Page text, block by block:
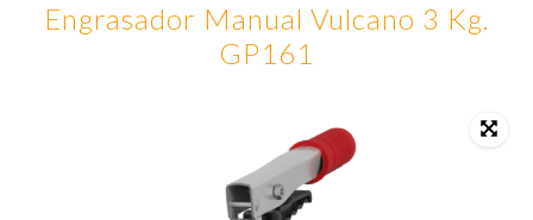
Engrasador Manual Vulcano 3 Kg.
GP161